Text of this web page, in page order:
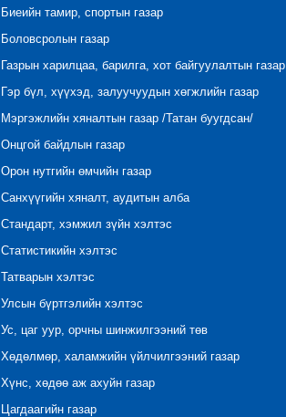
Биеийн тамир, спортын газар
Боловсролын газар
Газрын харилцаа, барилга, хот байгуулалтын газар
Гэр бүл, хүүхэд, залуучуудын хөгжлийн газар
Мэргэжлийн хяналтын газар /Татан буугдсан/
Онцгой байдлын газар
Орон нутгийн өмчийн газар
Санхүүгийн хяналт, аудитын алба
Стандарт, хэмжил зүйн хэлтэс
Статистикийн хэлтэс
Татварын хэлтэс
Улсын бүртгэлийн хэлтэс
Ус, цаг уур, орчны шинжилгээний төв
Хөдөлмөр, халамжийн үйлчилгээний газар
Хүнс, хөдөө аж ахуйн газар
Цагдаагийн газар